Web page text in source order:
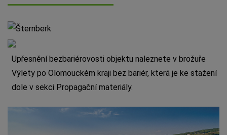
Šternberk
Upřesnění bezbariérovosti objektu naleznete v brožuře
Výlety po Olomouckém kraji bez bariér, která je ke stažení
dole v sekci Propagační materiály.